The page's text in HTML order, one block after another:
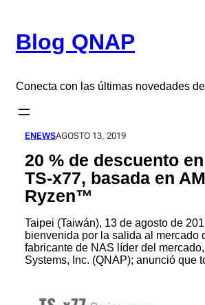
contenido
Blog QNAP
Conecta con las últimas novedades
ENEWSAGOSTO 13, 2019
20 % de descuento
TS-x77, basada en
Ryzen™
Taipei (Taiwán), 13 de agosto de
bienvenida por la salida al mercado
fabricante de NAS líder del
Systems, Inc. (QNAP); anunció que